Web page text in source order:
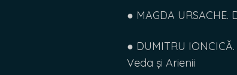
● MAGDA
● DUMITRU
Veda și Arienii